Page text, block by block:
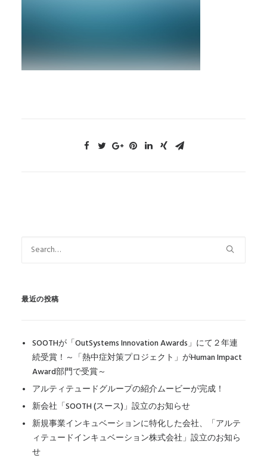
最近の投稿
SOOTHが「OutSystems Innovation Awards」にて２年連
続受賞！～「熱中症対策プロジェクト」がHuman Impact
Award部門で受賞～
アルティテュードグループの紹介ムービーが完成！
新会社「SOOTH (スース)」設立のお知らせ
新規事業インキュベーションに特化した会社、「アルテ
ィテュードインキュベーション株式会社」設立のお知ら
せ